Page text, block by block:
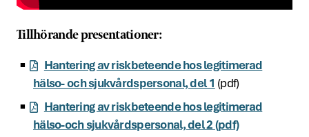
Tillhörande presentationer:
Hantering av riskbeteende hos legitimerad
hälso- och sjukvårdspersonal, del 1 (pdf)
Hantering av riskbeteende hos legitimerad
hälso-och sjukvårdspersonal, del 2 (pdf)